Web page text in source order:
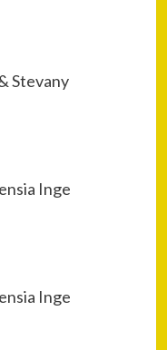
Stevany
Inge
Inge